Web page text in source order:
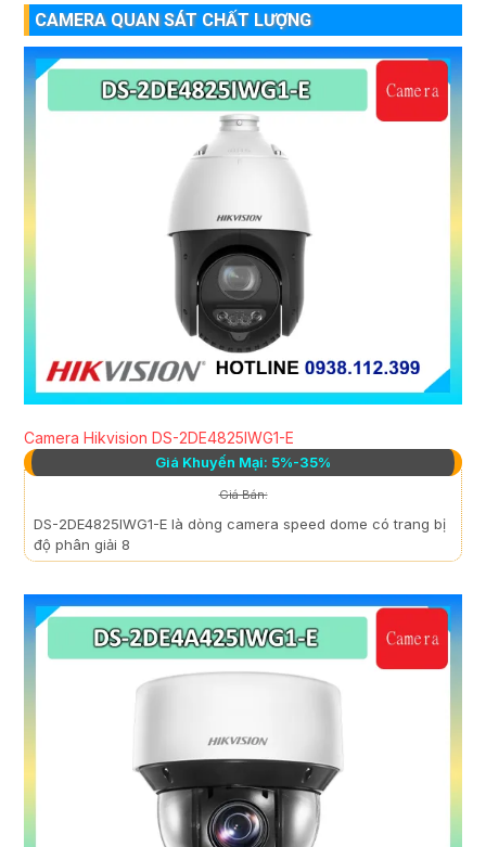
CAMERA QUAN SÁT CHẤT LƯỢNG
Camera Hikvision DS-2DE4825IWG1-E
Giá Khuyến Mại: 5%-35%
Giá Bán:
DS-2DE4825IWG1-E là dòng camera speed dome có trang bị
độ phân giải 8